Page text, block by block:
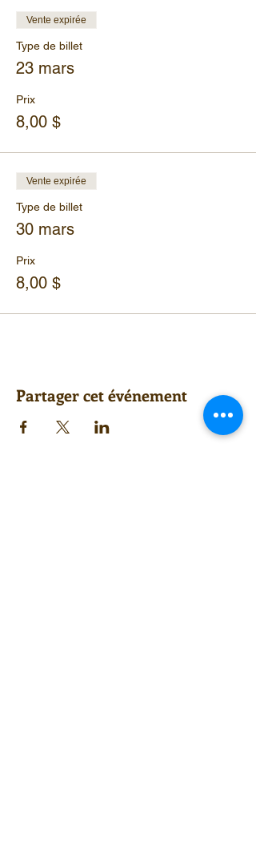
Vente expirée
Type de billet
23 mars
Prix
8,00 $
Vente expirée
Type de billet
30 mars
Prix
8,00 $
Partager cet événement